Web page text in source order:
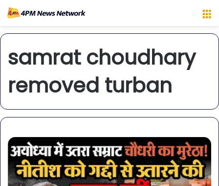
samrat choudhary
removed turban